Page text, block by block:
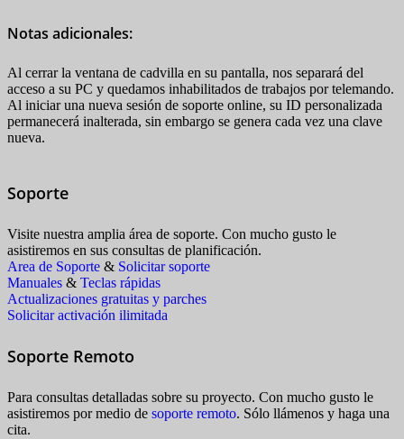
Notas adicionales:
Al cerrar la ventana de cadvilla en su pantalla, nos separará del
acceso a su PC y quedamos inhabilitados de trabajos por telemando.
Al iniciar una nueva sesión de soporte online, su ID personalizada
permanecerá inalterada, sin embargo se genera cada vez una clave
nueva.
Soporte
Visite nuestra amplia área de soporte. Con mucho gusto le
asistiremos en sus consultas de planificación.
Area de Soporte & Solicitar soporte
Manuales & Teclas rápidas
Actualizaciones gratuitas y parches
Solicitar activación ilimitada
Soporte Remoto
Para consultas detalladas sobre su proyecto. Con mucho gusto le
asistiremos por medio de soporte remoto. Sólo llámenos y haga una
cita.